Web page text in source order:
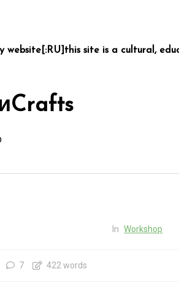
website[:RU]this site is a cultural,
Crafts
In Workshop
7 422 words